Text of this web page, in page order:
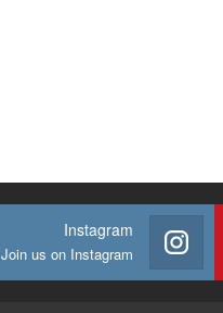
Instagram
Join us on Instagram